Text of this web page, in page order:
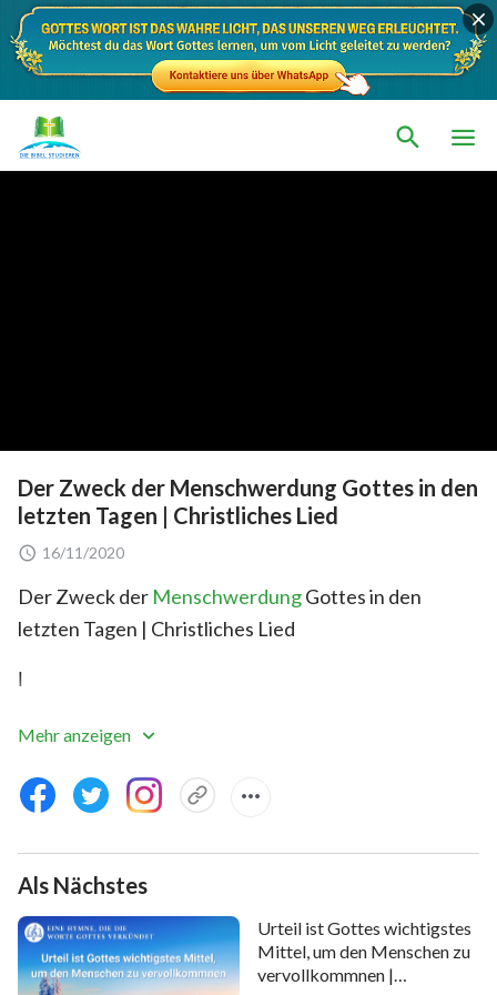
Der Zweck der Menschwerdung Gottes in den
letzten Tagen | Christliches Lied
16/11/2020
Der Zweck der MenschwerdungGottes in den
letzten Tagen | Christliches Lied
Ⅰ
Von der Schöpfung bis heute
ist Gott nur in den letzten Tagen Mensch geworden,
Er hat zu viele Schmerzen ertragen,
Sich dazu erniedrigt, ein Mensch zu sein.
Trotz alledem hat sich Sein Werk nie verzögert.
Mehr anzeigen
Als Nächstes
Urteil ist Gottes wichtigstes
Mittel, um den Menschen zu
vervollkommnen |